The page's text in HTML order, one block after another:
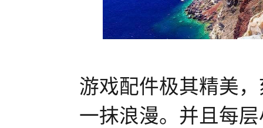
游戏配件极其精美
一抹浪漫。并且每